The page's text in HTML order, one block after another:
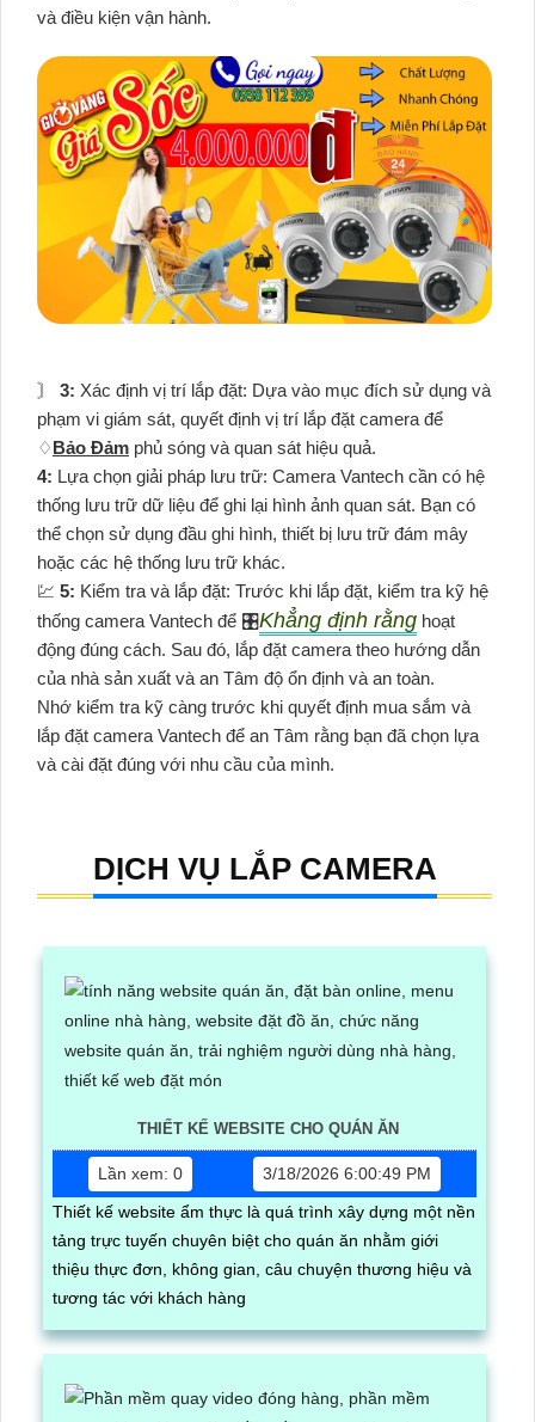
và điều kiện vận hành.
〙 3: Xác định vị trí lắp đặt: Dựa vào mục đích sử dụng và
phạm vi giám sát, quyết định vị trí lắp đặt camera để
♢Bảo Đảm phủ sóng và quan sát hiệu quả.
4: Lựa chọn giải pháp lưu trữ: Camera Vantech cần có hệ
thống lưu trữ dữ liệu để ghi lại hình ảnh quan sát. Bạn có
thể chọn sử dụng đầu ghi hình, thiết bị lưu trữ đám mây
hoặc các hệ thống lưu trữ khác.
💹 5: Kiểm tra và lắp đặt: Trước khi lắp đặt, kiểm tra kỹ hệ
thống camera Vantech để 🎛Khẳng định rằng hoạt
động đúng cách. Sau đó, lắp đặt camera theo hướng dẫn
của nhà sản xuất và an Tâm độ ổn định và an toàn.
Nhớ kiểm tra kỹ càng trước khi quyết định mua sắm và
lắp đặt camera Vantech để an Tâm rằng bạn đã chọn lựa
và cài đặt đúng với nhu cầu của mình.
DỊCH VỤ LẮP CAMERA
THIẾT KẾ WEBSITE CHO QUÁN ĂN
Lần xem: 0
3/18/2026 6:00:49 PM
Thiết kế website ẩm thực là quá trình xây dựng một nền
tảng trực tuyến chuyên biệt cho quán ăn nhằm giới
thiệu thực đơn, không gian, câu chuyện thương hiệu và
tương tác với khách hàng